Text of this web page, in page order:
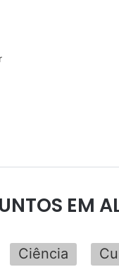
EM
Ciência